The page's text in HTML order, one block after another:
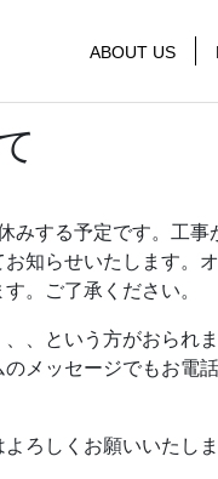
ABOUT US
みする予定です。工事
知らせいたします。
。ご了承ください。
、という方がおられ
メッセージでもお電
ろしくお願いいたしま